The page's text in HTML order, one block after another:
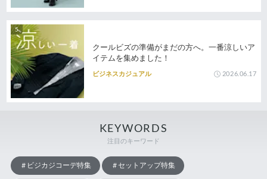
クールビズの準備がまだの方へ。一番涼しいア
イテムを集めました！
ビジネスカジュアル 2026.06.17
KEYWORDS
注目のキーワード
ビジカジコーデ特集 セットアップ特集